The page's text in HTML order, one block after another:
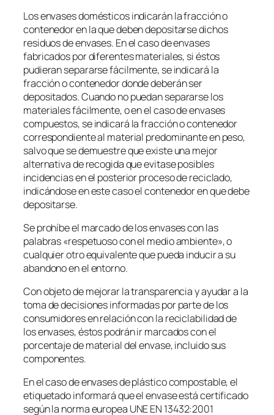
Los envases domésticos indicarán la fracción o
contenedor en la que deben depositarse dichos
residuos de envases. En el caso de envases
fabricados por diferentes materiales, si éstos
pudieran separarse fácilmente, se indicará la
fracción o contenedor donde deberán ser
depositados. Cuando no puedan separarse los
materiales fácilmente, o en el caso de envases
compuestos, se indicará la fracción o contenedor
correspondiente al material predominante en peso,
salvo que se demuestre que existe una mejor
alternativa de recogida que evitase posibles
incidencias en el posterior proceso de reciclado,
indicándose en este caso el contenedor en que debe
depositarse.
Se prohíbe el marcado de los envases con las
palabras «respetuoso con el medio ambiente», o
cualquier otro equivalente que pueda inducir a su
abandono en el entorno.
Con objeto de mejorar la transparencia y ayudar a la
toma de decisiones informadas por parte de los
consumidores en relación con la reciclabilidad de
los envases, éstos podrán ir marcados con el
porcentaje de material del envase, incluido sus
componentes.
En el caso de envases de plástico compostable, el
etiquetado informará que el envase está certificado
según la norma europea UNE EN 13432:2001